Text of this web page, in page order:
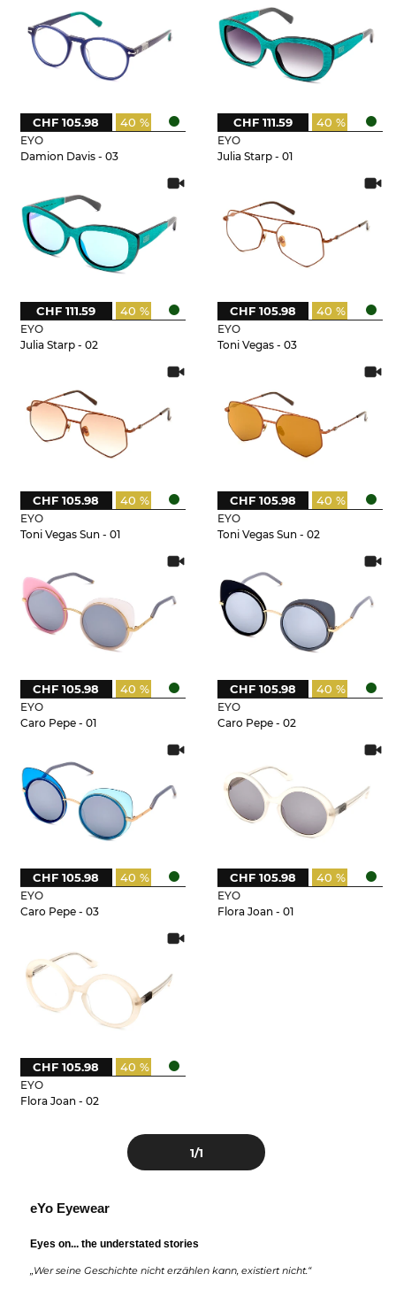
EYO
Damion Davis - 03
40 %
CHF 105.98
EYO
Julia Starp - 01
40 %
CHF 111.59
EYO
Julia Starp - 02
40 %
CHF 111.59
EYO
Toni Vegas - 03
40 %
CHF 105.98
EYO
Toni Vegas Sun - 01
40 %
CHF 105.98
EYO
Toni Vegas Sun - 02
40 %
CHF 105.98
EYO
Caro Pepe - 01
40 %
CHF 105.98
EYO
Caro Pepe - 02
40 %
CHF 105.98
EYO
Caro Pepe - 03
40 %
CHF 105.98
EYO
Flora Joan - 01
40 %
CHF 105.98
EYO
Flora Joan - 02
40 %
CHF 105.98
1/1
eYo Eyewear
Eyes on... the understated stories
„Wer seine Geschichte nicht erzählen kann, existiert nicht.“